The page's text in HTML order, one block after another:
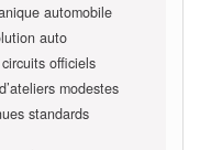
automobile
auto
officiels
modestes
standards